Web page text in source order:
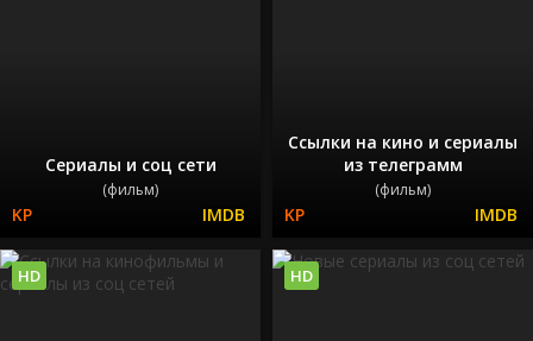
Сериалы и соц сети
(фильм)
Ссылки на кино и сериалы
из телеграмм
(фильм)
HD HD